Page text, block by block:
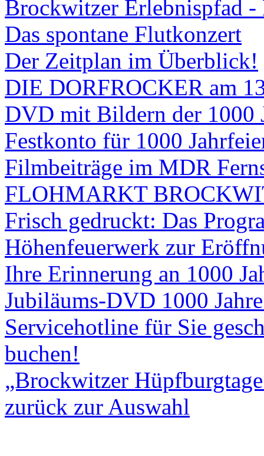
Brockwitzer Erlebnispfad -
Das spontane Flutkonzert
Der Zeitplan im Überblick!
DIE DORFROCKER am
DVD mit Bildern der 1000
Festkonto für 1000
Filmbeiträge im MDR
FLOHMARKT
Frisch gedruckt: Das
Höhenfeuerwerk zur
Ihre Erinnerung an 1000
Jubiläums-DVD 1000
Servicehotline für Sie
buchen!
„Brockwitzer
zurück zur Auswahl